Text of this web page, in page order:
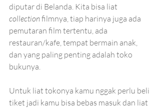
diputar di Belanda. Kita bisa liat
collection filmnya, tiap harinya juga ada
pemutaran film tertentu, ada
restauran/kafe, tempat bermain anak,
dan yang paling penting adalah toko
bukunya.
Untuk liat tokonya kamu nggak perlu beli
tiket jadi kamu bisa bebas masuk dan liat